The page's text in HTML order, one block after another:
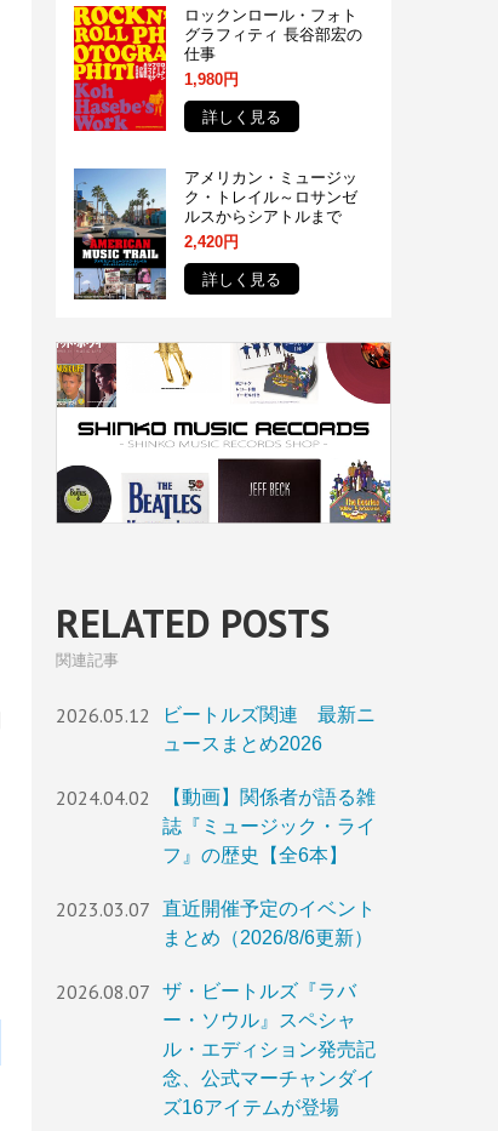
ロックンロール・フォト
グラフィティ 長谷部宏の
仕事
1,980円
詳しく見る
アメリカン・ミュージッ
ク・トレイル～ロサンゼ
ルスからシアトルまで
2,420円
詳しく見る
RELATED POSTS
関連記事
2026.05.12
ビートルズ関連 最新ニ
ュースまとめ2026
2024.04.02
【動画】関係者が語る雑
誌『ミュージック・ライ
フ』の歴史【全6本】
2023.03.07
直近開催予定のイベント
まとめ（2026/8/6更新）
2026.08.07
ザ・ビートルズ『ラバ
ー・ソウル』スペシャ
ル・エディション発売記
念、公式マーチャンダイ
ズ16アイテムが登場